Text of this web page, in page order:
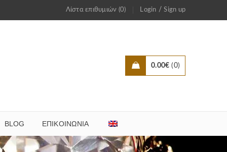
Λίστα επιθυμιών (0) Login /Sign up
0.00€ 0
BLOG ΕΠΙΚΟΙΝΩΝΊΑ